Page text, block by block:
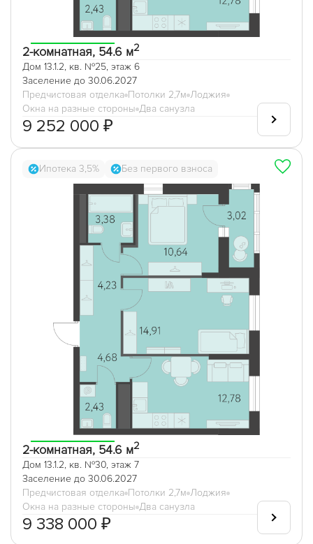
2-комнатная, 54.6 м2
Дом 13.1.2, кв. №25, этаж 6
Заселение до 30.06.2027
Предчистовая отделка Потолки 2,7м Лоджия
Окна на разные стороны Два санузла
9 252 000 ₽
Ипотека 3,5% Без первого взноса
2-комнатная, 54.6 м2
Дом 13.1.2, кв. №30, этаж 7
Заселение до 30.06.2027
Предчистовая отделка Потолки 2,7м Лоджия
Окна на разные стороны Два санузла
9 338 000 ₽